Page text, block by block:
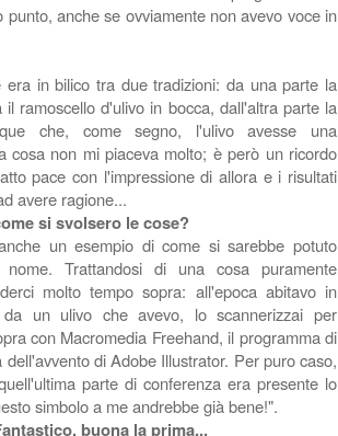
anche se ovviamente non avevo voce in
in bilico tra due tradizioni: da una parte la
ramoscello d'ulivo in bocca, dall'altra parte la
che, come segno, l'ulivo avesse una
cosa non mi piaceva molto; è però un ricordo
pace con l'impressione di allora e i risultati
avere ragione...
si svolsero le cose?
un esempio di come si sarebbe potuto
Trattandosi di una cosa puramente
molto tempo sopra: all'epoca abitavo in
un ulivo che avevo, lo scannerizzai per
con Macromedia Freehand, il programma di
di Adobe Illustrator. Per puro caso,
parte di conferenza era presente lo
simbolo a me andrebbe già bene!".
buona la prima...